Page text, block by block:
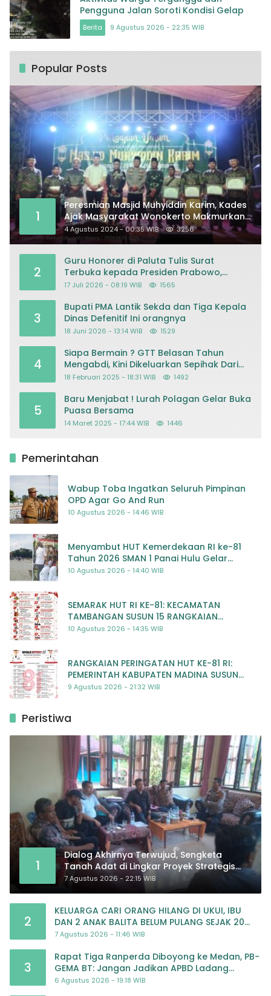
Pengguna Jalan Soroti Kondisi Gelap
Berita 9 Agustus 2026 - 22:35 WIB
Popular Posts
1
Peresmian Masjid Muhyiddin Karim, Kades
Ajak Masyarakat Wonokerto Makmurkan
Masjid
4 Agustus 2024 - 00:35 WIB 3256
2
Guru Honorer di Paluta Tulis Surat
Terbuka kepada Presiden Prabowo,
Mohon Keadilan atas Dugaan
17 Juli 2026 - 08:19 WIB 1565
3
Bupati PMA Lantik Sekda dan Tiga Kepala
Dinas Defenitif Ini orangnya
18 Juni 2026 - 13:14 WIB 1529
4
Siapa Bermain ? GTT Belasan Tahun
Mengabdi, Kini Dikeluarkan Sepihak Dari
Dapodik
18 Februari 2025 - 18:31 WIB 1492
5
Baru Menjabat ! Lurah Polagan Gelar Buka
Puasa Bersama
14 Maret 2025 - 17:44 WIB 1446
Pemerintahan
Wabup Toba Ingatkan Seluruh Pimpinan
OPD Agar Go And Run
10 Agustus 2026 - 14:46 WIB
Menyambut HUT Kemerdekaan RI ke-81
Tahun 2026 SMAN 1 Panai Hulu Gelar
Beragam Lomba Meriah
10 Agustus 2026 - 14:40 WIB
SEMARAK HUT RI KE-81: KECAMATAN
TAMBANGAN SUSUN 15 RANGKAIAN
KEGIATAN MERIAH
10 Agustus 2026 - 14:35 WIB
RANGKAIAN PERINGATAN HUT KE-81 RI:
PEMERINTAH KABUPATEN MADINA SUSUN
RENCANA KEGIATAN MERIAH DAN BERMAKNA
9 Agustus 2026 - 21:32 WIB
Peristiwa
1
Dialog Akhirnya Terwujud, Sengketa
Tanah Adat di Lingkar Proyek Strategis
Nasional Memasuki Babak Baru
7 Agustus 2026 - 22:15 WIB
2
KELUARGA CARI ORANG HILANG DI UKUI, IBU
DAN 2 ANAK BALITA BELUM PULANG SEJAK 20
JULI 2026
7 Agustus 2026 - 11:46 WIB
3
Rapat Tiga Ranperda Diboyong ke Medan, PB-
GEMA BT: Jangan Jadikan APBD Ladang
Pembiayaan yang Tak Perlu
6 Agustus 2026 - 19:18 WIB